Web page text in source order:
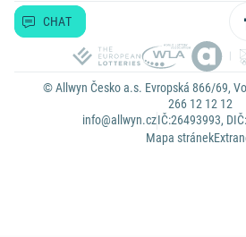
CHAT
© Allwyn Česko a.s. Evropská 866/69,
266 12 12 12
info@allwyn.czIČ:26493993,
Mapa stránek